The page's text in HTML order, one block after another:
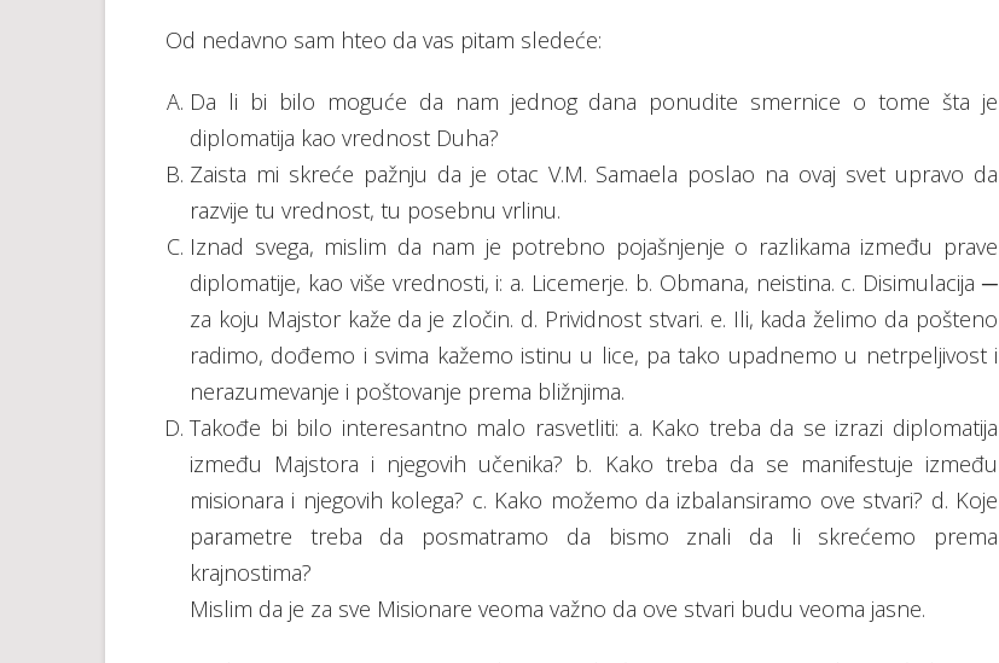
Od nedavno sam hteo da vas pitam sledeće:
Da li bi bilo moguće da nam jednog dana ponudite smernice o tome šta je
diplomatija kao vrednost Duha?
Zaista mi skreće pažnju da je otac V.M. Samaela poslao na ovaj svet upravo da
razvije tu vrednost, tu posebnu vrlinu.
Iznad svega, mislim da nam je potrebno pojašnjenje o razlikama između prave
diplomatije, kao više vrednosti, i: a. Licemerje. b. Obmana, neistina. c. Disimulacija ─
za koju Majstor kaže da je zločin. d. Prividnost stvari. e. Ili, kada želimo da pošteno
radimo, dođemo i svima kažemo istinu u lice, pa tako upadnemo u netrpeljivost i
nerazumevanje i poštovanje prema bližnjima.
Takođe bi bilo interesantno malo rasvetliti: a. Kako treba da se izrazi diplomatija
između Majstora i njegovih učenika? b. Kako treba da se manifestuje između
misionara i njegovih kolega? c. Kako možemo da izbalansiramo ove stvari? d. Koje
parametre treba da posmatramo da bismo znali da li skrećemo prema
krajnostima?
Mislim da je za sve Misionare veoma važno da ove stvari budu veoma jasne.